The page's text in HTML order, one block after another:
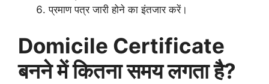
प्रमाण पत्र जारी होने का इंतजार करें।
Domicile Certificate
बनने में कितना समय लगता है?